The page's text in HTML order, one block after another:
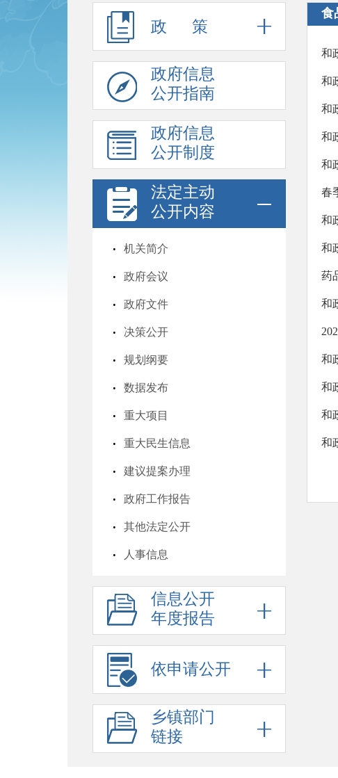
政 策
政府信息
公开指南
政府信息
公开制度
法定主动
公开内容
机关简介
政府会议
政府文件
决策公开
规划纲要
数据发布
重大项目
重大民生信息
建议提案办理
政府工作报告
其他法定公开
人事信息
行政处罚
六稳六保
行政事业性收费
政府采购
招考信息
信息公开
年度报告
依申请公开
乡镇部门
链接
食
和
和
和
和
春
和
和
药
和
和
和
和
和